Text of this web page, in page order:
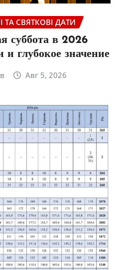
ТА СВЯТКОВІ ДАТИ
суббота в 2026
и глубокое значение
Авг 5, 2026